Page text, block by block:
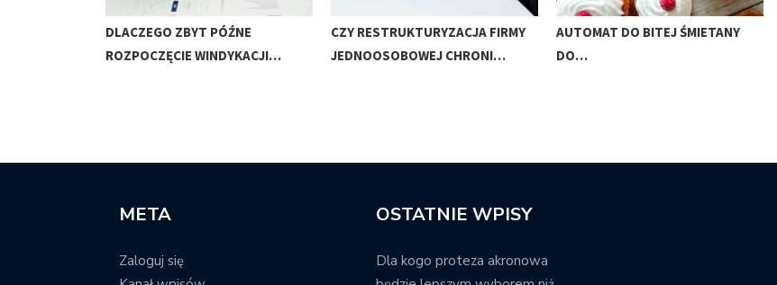
DLACZEGO ZBYT PÓŹNE
ROZPOCZĘCIE WINDYKACJI…
CZY RESTRUKTURYZACJA FIRMY
JEDNOOSOBOWEJ CHRONI…
AUTOMAT DO BITEJ ŚMIETANY
DO…
META
Zaloguj się
OSTATNIE WPISY
Dla kogo proteza akronowa